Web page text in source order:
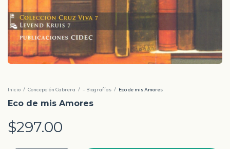
Inicio / Concepción Cabrera / - Biografías / Eco de mis Amores
Eco de mis Amores
$297.00